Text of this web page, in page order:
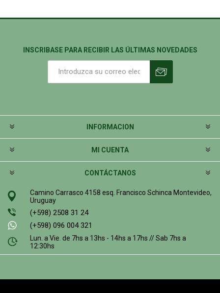
INSCRIBASE PARA RECIBIR LAS ÚLTIMAS NOVEDADES
INFORMACION
MI CUENTA
CONTÁCTANOS
Camino Carrasco 4158 esq. Francisco Schinca Montevideo,
Uruguay
(+598) 2508 31 24
(+598) 096 004 321
Lun. a Vie. de 7hs a 13hs - 14hs a 17hs // Sab 7hs a
12:30hs